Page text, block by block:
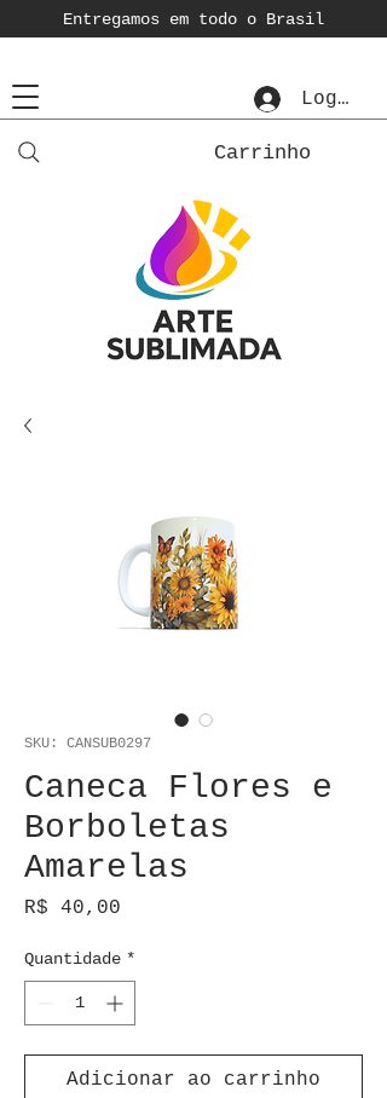
Entregamos em todo o Brasil
Login
Carrinho
SKU: CANSUB0297
Caneca Flores e
Borboletas
Amarelas
R$ 40,00
Quantidade *
Adicionar ao carrinho